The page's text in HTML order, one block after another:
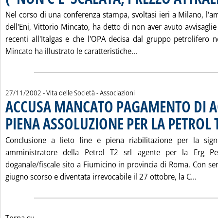
Nel corso di una conferenza stampa, svoltasi ieri a Milano,
dell'Eni, Vittorio Mincato, ha detto di non aver avuto
recenti all'Italgas e che l'OPA decisa dal gruppo petrolifero
Mincato ha illustrato le caratteristiche...
27/11/2002 - Vita delle Società - Associazioni
ACCUSA MANCATO PAGAMENTO DI
PIENA ASSOLUZIONE PER LA PETROL
Conclusione a lieto fine e piena riabilitazione per la
amministratore della Petrol T2 srl agente per la Erg
doganale/fiscale sito a Fiumicino in provincia di Roma. Con
giugno scorso e diventata irrevocabile il 27 ottobre, la C...